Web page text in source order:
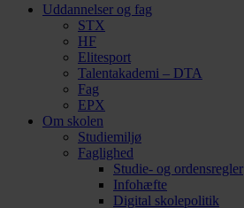
Uddannelser og fag
STX
HF
Elitesport
Talentakademi – DTA
Fag
EPX
Om skolen
Studiemiljø
Faglighed
Studie- og ordensregler
Infohæfte
Digital skolepolitik